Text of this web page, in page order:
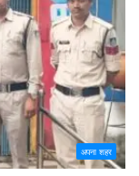
अपना शहर